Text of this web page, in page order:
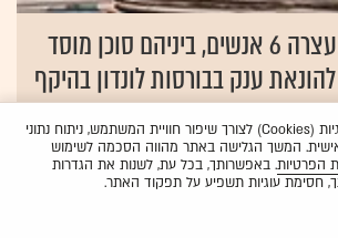
משטרת ספרד עצרה 6 אנשים, ביניהם סוכן מוסד
ענק בבורסות לונדון בהיקף
האתר עושה שימוש בעוגיות (Cookies) לצורך שיפור חוויית המשתמש, ניתוח נתוני
המשך הגלישה באתר מהווה הסכמה לשימוש
הפרטיות. באפשרותך, בכל עת, לשנות את הגדרות
חסימת עוגיות תשפיע על תפקוד האתר.